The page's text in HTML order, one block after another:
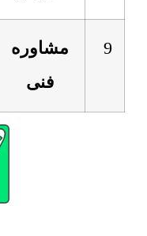
9
مشاوره
فنی